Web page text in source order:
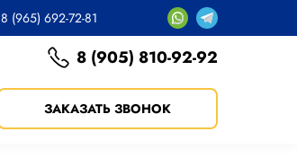
8 (965) 692-72-81
8 (905) 810-92-92
ЗАКАЗАТЬ ЗВОНОК